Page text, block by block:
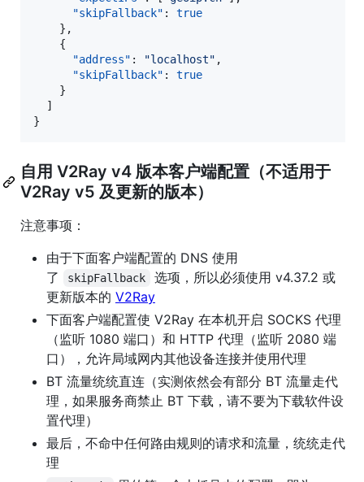
"skipFallback" : true
    },
    {
"address" : "localhost" ,
"skipFallback" : true
    }
  ]
}
自用 V2Ray v4 版本客户端配置（不适用于
V2Ray v5 及更新的版本）
注意事项：
由于下面客户端配置的 DNS 使用
了
skipFallback
选项，所以必须使用 v4.37.2 或
更新版本的 V2Ray
下面客户端配置使 V2Ray 在本机开启 SOCKS 代理
（监听 1080 端口）和 HTTP 代理（监听 2080 端
口），允许局域网内其他设备连接并使用代理
BT 流量统统直连（实测依然会有部分 BT 流量走代
理，如果服务商禁止 BT 下载，请不要为下载软件设
置代理）
最后，不命中任何路由规则的请求和流量，统统走代
理